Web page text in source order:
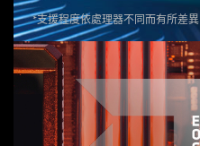
*支援程度依處理器不同而有所差異